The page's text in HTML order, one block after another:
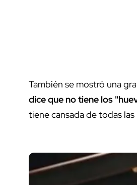
También se mostró una
dice que no tiene los
tiene cansada de todas